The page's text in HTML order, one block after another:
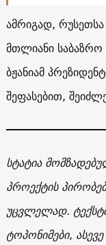
ამრიგად,
მთლიანი
ბჟანიამ
შეფასებით,
სტატია
პროექტის
უცვლელად.
ტოპონიმები,